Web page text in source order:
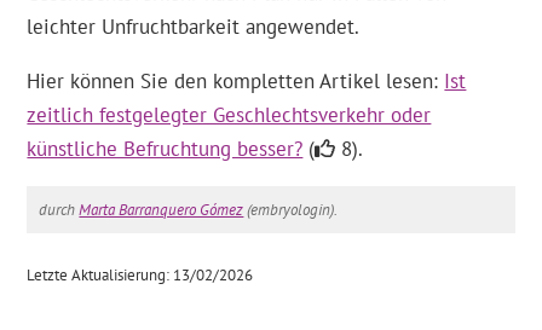
leichter Unfruchtbarkeit angewendet.
Hier können Sie den kompletten Artikel lesen: Ist
zeitlich festgelegter Geschlechtsverkehr oder
künstliche Befruchtung besser? ( 8).
durchMarta Barranquero Gómez(embryologin).
Letzte Aktualisierung: 13/02/2026